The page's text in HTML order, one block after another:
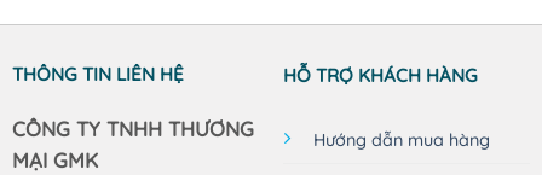
430.000₫
THÔNG TIN LIÊN HỆ
CÔNG TY TNHH THƯƠNG
MẠI GMK
HỖ TRỢ KHÁCH HÀNG
Hướng dẫn mua hàng